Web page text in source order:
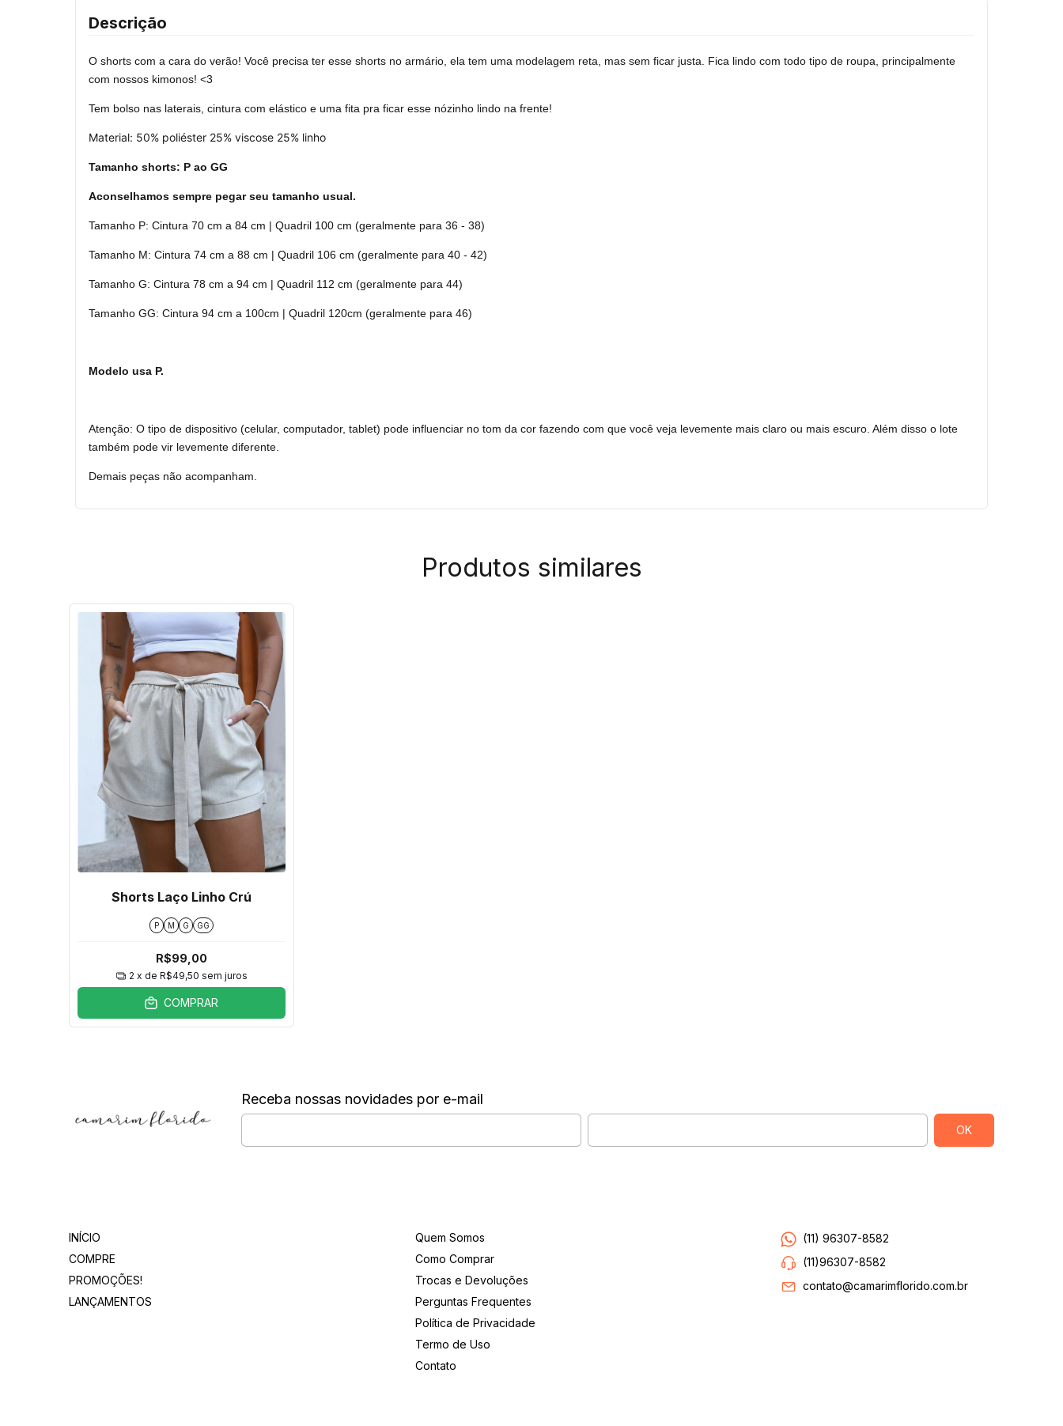
Descrição
O shorts com a cara do verão! Você precisa ter esse shorts no armário, ela tem uma modelagem reta, mas sem ficar justa. Fica lindo com todo tipo de roupa, principalmente
com nossos kimonos! <3
Tem bolso nas laterais, cintura com elástico e uma fita pra ficar esse nózinho lindo na frente!
Material: 50% poliéster 25% viscose 25% linho
Tamanho shorts: P ao GG
Aconselhamos sempre pegar seu tamanho usual.
Tamanho P: Cintura 70 cm a 84 cm | Quadril 100 cm (geralmente para 36 - 38)
Tamanho M: Cintura 74 cm a 88 cm | Quadril 106 cm (geralmente para 40 - 42)
Tamanho G: Cintura 78 cm a 94 cm | Quadril 112 cm (geralmente para 44)
Tamanho GG: Cintura 94 cm a 100cm | Quadril 120cm (geralmente para 46)
Modelo usa P.
Atenção: O tipo de dispositivo (celular, computador, tablet) pode influenciar no tom da cor fazendo com que você veja levemente mais claro ou mais escuro. Além disso o lote
também pode vir levemente diferente.
Demais peças não acompanham.
Produtos similares
Shorts Laço Linho Crú
P M G GG
R$99,00
2 x de R$49,50 sem juros
COMPRAR
Receba nossas novidades por e-mail
INÍCIO
COMPRE
PROMOÇÕES!
LANÇAMENTOS
Quem Somos
Como Comprar
Trocas e Devoluções
Perguntas Frequentes
Política de Privacidade
Termo de Uso
Contato
(11) 96307-8582
(11)96307-8582
contato@camarimflorido.com.br